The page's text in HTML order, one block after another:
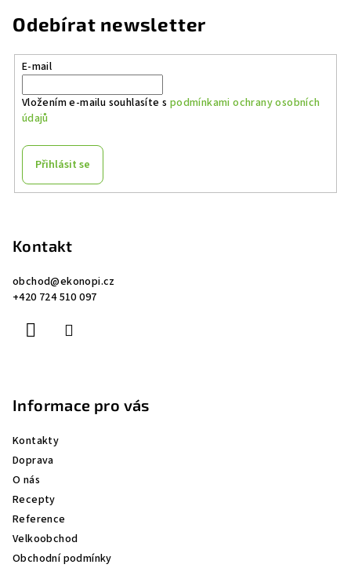
r
v
k
ý
Odebírat newsletter
E-mail
Vložením e-mailu souhlasíte s podmínkami ochrany osobních
údajů
Přihlásit se
Kontakt
obchod@ekonopi.cz
+420 724 510 097
Informace pro vás
Kontakty
Doprava
O nás
Recepty
Reference
Velkoobchod
Obchodní podmínky